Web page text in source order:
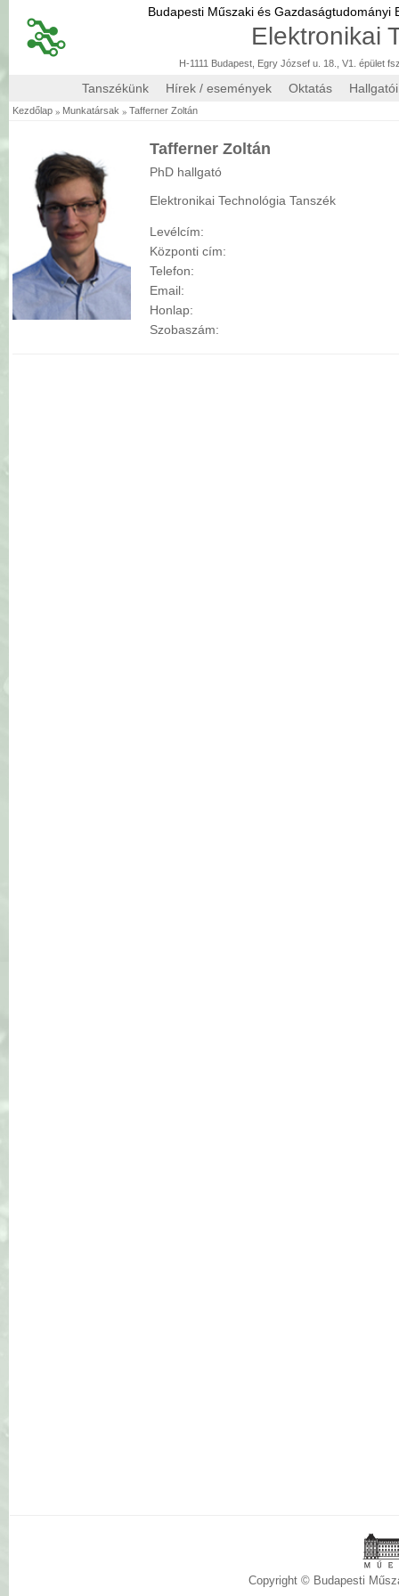
Budapesti Műszaki és Gazdaságtudományi
Elektronikai
H-1111 Budapest, Egry József u. 18., V1. épület
Tanszékünk Hírek / események Oktatás
Kezdőlap » Munkatársak » Tafferner Zoltán
Tafferner Zoltán
PhD hallgató
Elektronikai Technológia Tanszék
Levélcím:
Központi cím:
Telefon:
Email:
Honlap:
Szobaszám:
Copyright © Budapesti